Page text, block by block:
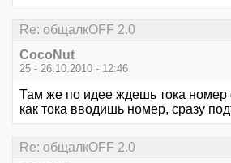
Re: общалкOFF 2.0
CocoNut
25 - 26.10.2010 - 12:46
Там же по идее ждешь тока номер
как тока вводишь номер, сразу
Re: общалкOFF 2.0